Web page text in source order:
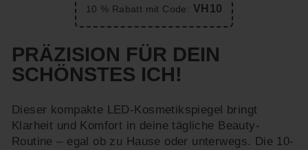
10 % Rabatt mit Code: VH10
PRÄZISION FÜR DEIN
SCHÖNSTES ICH!
Dieser kompakte LED-Kosmetikspiegel bringt
Klarheit und Komfort in deine tägliche Beauty-
Routine – egal ob zu Hause oder unterwegs. Die 10-